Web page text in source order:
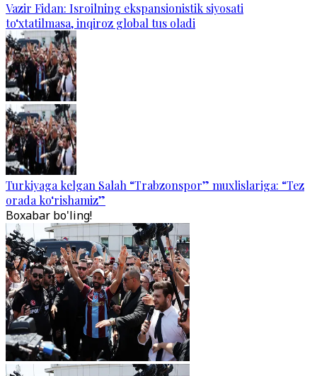
Vazir Fidan: Isroilning ekspansionistik siyosati
to‘xtatilmasa, inqiroz global tus oladi
Turkiyaga kelgan Salah “Trabzonspor” muxlislariga: “Tez
orada ko‘rishamiz”
Boxabar bo'ling!